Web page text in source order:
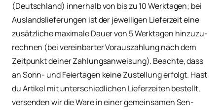
(Deutsch­land) inner­halb von bis zu 10 Werk­ta­gen; bei
Aus­lands­lie­fe­run­gen ist der jewei­li­gen Lie­fer­zeit eine
zusätz­li­che maxi­ma­le Dau­er von 5 Werk­ta­gen hin­zu­zu­
rech­nen (bei ver­ein­bar­ter Vor­aus­zah­lung nach dem
Zeit­punkt dei­ner Zah­lungs­an­wei­sung). Beach­te, dass
an Sonn- und Fei­er­ta­gen kei­ne Zustel­lung erfolgt. Hast
du Arti­kel mit unter­schied­li­chen Lie­fer­zei­ten bestellt,
ver­sen­den wir die Ware in einer gemein­sa­men Sen­